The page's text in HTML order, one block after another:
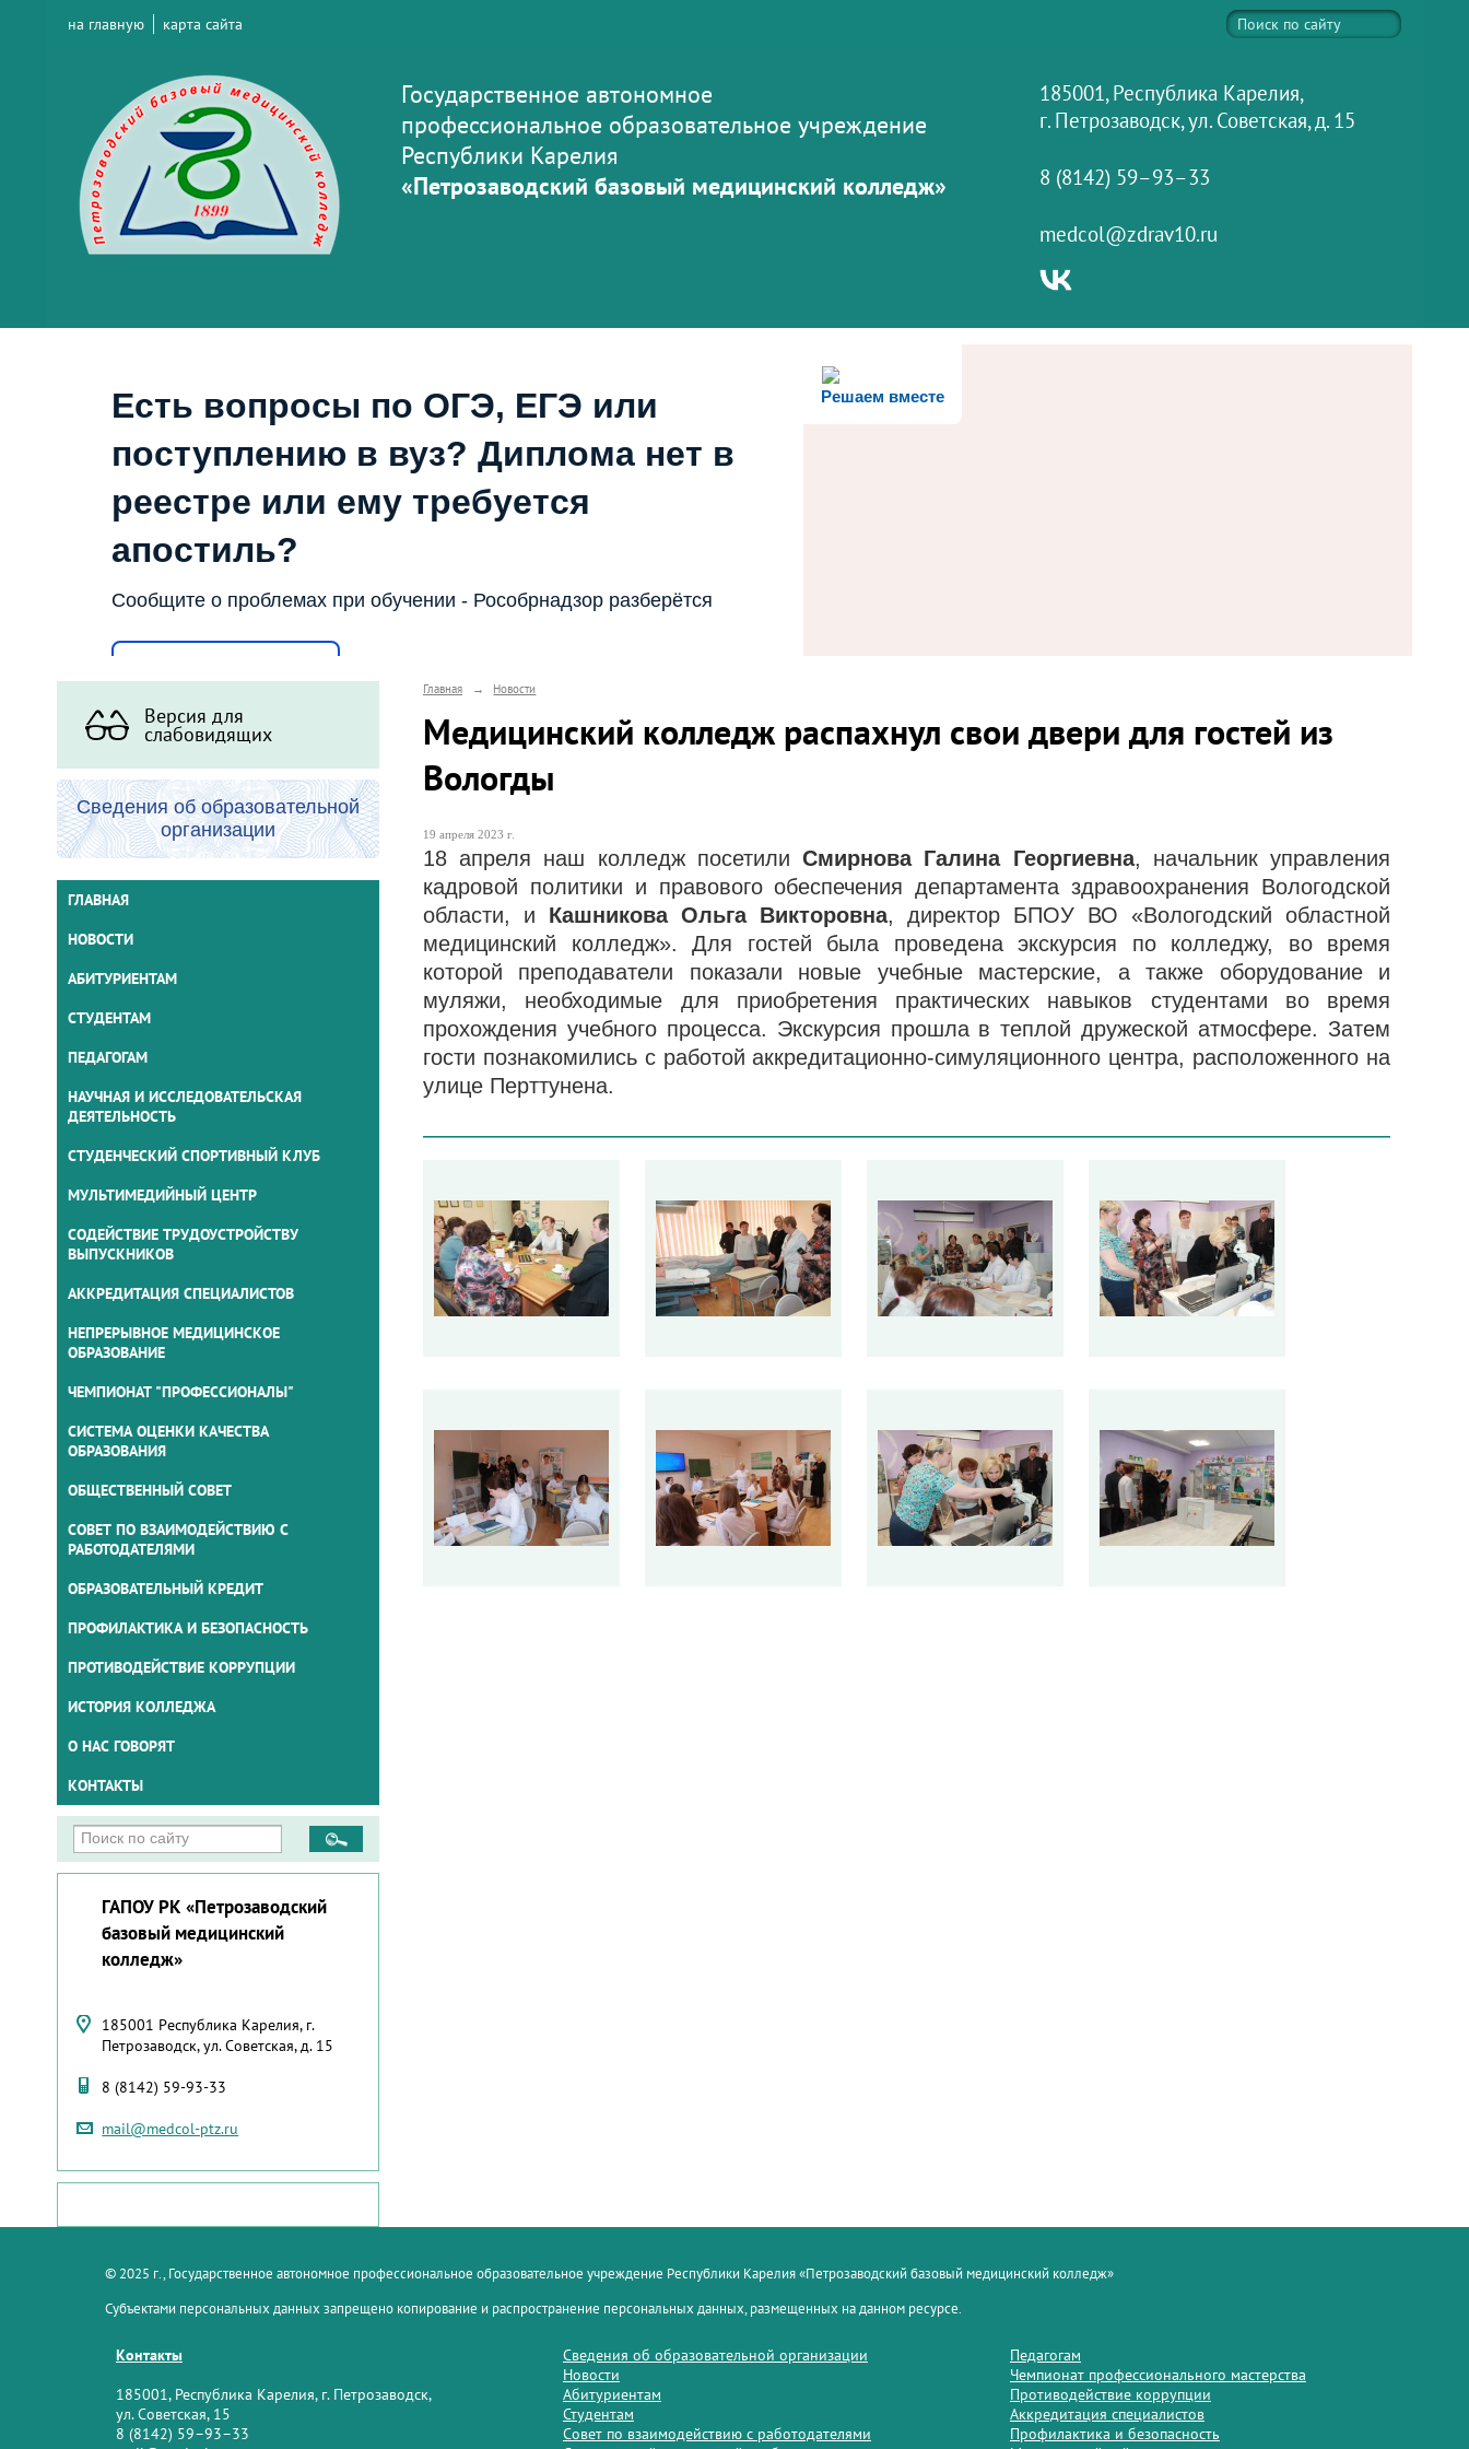
на главную карта сайта
Государственное автономное
профессиональное образовательное учреждение
Республики Карелия
«Петрозаводский базовый медицинский колледж»
185001, Республика Карелия,
г. Петрозаводск, ул. Советская, д. 15
8 (8142) 59–93–33
medcol@zdrav10.ru
Решаем вместе
Есть вопросы по ОГЭ, ЕГЭ или
поступлению в вуз? Диплома нет в
реестре или ему требуется
апостиль?
Сообщите о проблемах при обучении - Рособрнадзор разберётся
Версия для
слабовидящих
Сведения об образовательной
организации
ГЛАВНАЯ
НОВОСТИ
АБИТУРИЕНТАМ
СТУДЕНТАМ
ПЕДАГОГАМ
НАУЧНАЯ И ИССЛЕДОВАТЕЛЬСКАЯ
ДЕЯТЕЛЬНОСТЬ
СТУДЕНЧЕСКИЙ СПОРТИВНЫЙ КЛУБ
МУЛЬТИМЕДИЙНЫЙ ЦЕНТР
СОДЕЙСТВИЕ ТРУДОУСТРОЙСТВУ
ВЫПУСКНИКОВ
АККРЕДИТАЦИЯ СПЕЦИАЛИСТОВ
НЕПРЕРЫВНОЕ МЕДИЦИНСКОЕ
ОБРАЗОВАНИЕ
ЧЕМПИОНАТ "ПРОФЕССИОНАЛЫ"
СИСТЕМА ОЦЕНКИ КАЧЕСТВА
ОБРАЗОВАНИЯ
ОБЩЕСТВЕННЫЙ СОВЕТ
СОВЕТ ПО ВЗАИМОДЕЙСТВИЮ С
РАБОТОДАТЕЛЯМИ
ОБРАЗОВАТЕЛЬНЫЙ КРЕДИТ
ПРОФИЛАКТИКА И БЕЗОПАСНОСТЬ
ПРОТИВОДЕЙСТВИЕ КОРРУПЦИИ
ИСТОРИЯ КОЛЛЕДЖА
О НАС ГОВОРЯТ
КОНТАКТЫ
ГАПОУ РК «Петрозаводский
базовый медицинский
колледж»
185001 Республика Карелия, г.
Петрозаводск, ул. Советская, д. 15
8 (8142) 59-93-33
mail@medcol-ptz.ru
Главная → Новости
Медицинский колледж распахнул свои двери для гостей из
Вологды
19 апреля 2023 г.
18 апреля наш колледж посетилиСмирнова Галина Георгиевна, начальник управления
кадровой политики и правового обеспечения департамента здравоохранения Вологодской
области, и Кашникова Ольга Викторовна, директор БПОУ ВО «Вологодский областной
медицинский колледж». Для гостей была проведена экскурсия по колледжу, во время
которой преподаватели показали новые учебные мастерские, а также оборудование и
муляжи, необходимые для приобретения практических навыков студентами во время
прохождения учебного процесса. Экскурсия прошла в теплой дружеской атмосфере. Затем
гости познакомились с работой аккредитационно-симуляционного центра, расположенного на
улице Перттунена.
© 2025 г., Государственное автономное профессиональное образовательное учреждение Республики Карелия «Петрозаводский базовый медицинский колледж»
Субъектами персональных данных запрещено копирование и распространение персональных данных, размещенных на данном ресурсе.
Контакты
185001, Республика Карелия, г. Петрозаводск,
ул. Советская, 15
8 (8142) 59–93–33
Сведения об образовательной организации
Новости
Абитуриентам
Студентам
Совет по взаимодействию с работодателями
Педагогам
Чемпионат профессионального мастерства
Противодействие коррупции
Аккредитация специалистов
Профилактика и безопасность